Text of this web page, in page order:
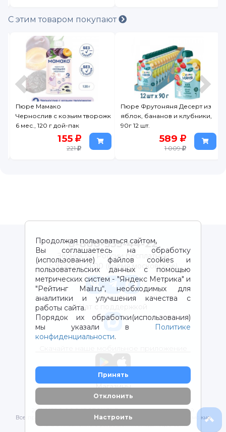
С этим товаром покупают
Пюре Мамако
Чернослив с козьим творожком с
6 мес., 120 г дой-пак
155
Пюре Фрутоняня Десерт из
яблок, бананов и клубники,
90г 12 шт.
589
1 009
Продолжая пользоваться сайтом,
Вы соглашаетесь на обработку
(использование) файлов cookies и
пользовательских данных с помощью
метрических систем - "Яндекс Метрика" и
"Рейтинг Mail.ru“, необходимых для
аналитики и улучшения качества с
работы сайта.
Порядок их обработки(использования)
мы указали в
Политике
конфиденциальности.
Принять
Отклонить
Настроить
8-800-333-44-22
Звонок по России бесплатный
с 9:00 до 21:00 (время московское)
Чат с поддержкой
Магазины
2012-2026 © ООО "ВОТОНЯ". Детские товары с доставкой
Все права защищены. Любое использование материалов возможно
только с письменного разрешения владельцев сайта.